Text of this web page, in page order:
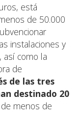
está
de 50.000
instalaciones y
así como la
de
de las tres
destinado 20
menos de